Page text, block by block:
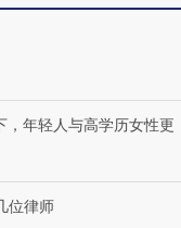
，年轻人与高学历女性更
位律师